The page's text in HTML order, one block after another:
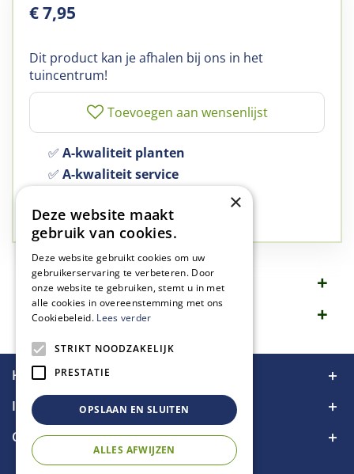
€7,95
Dit product kan je afhalen bij ons in het
tuincentrum!
✅ A-kwaliteit planten
✅ A-kwaliteit service
✅Groen, dat is wat we doen
Omschrijving
Specificaties
Handige links
Informatie
Contact
×
Deze website maakt
gebruik van cookies.
Deze website gebruikt cookies om uw
gebruikerservaring te verbeteren. Door
onze website te gebruiken, stemt u in met
alle cookies in overeenstemming met ons
Cookiebeleid. Lees verder
STRIKT NOODZAKELIJK
PRESTATIE
OPSLAAN EN SLUITEN
ALLES AFWIJZEN